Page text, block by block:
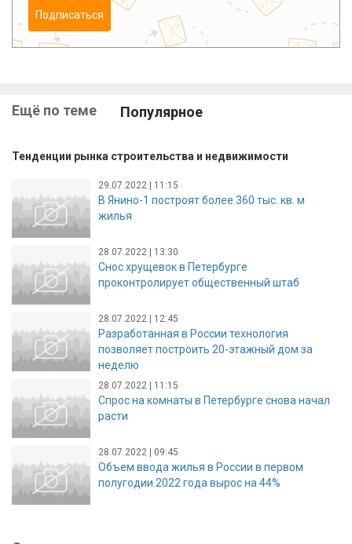
Подписаться
Ещё по теме Популярное
Тенденции рынка строительства и недвижимости
29.07.2022 | 11:15
В Янино-1 построят более 360 тыс. кв. м
жилья
28.07.2022 | 13:30
Снос хрущевок в Петербурге
проконтролирует общественный штаб
28.07.2022 | 12:45
Разработанная в России технология
позволяет построить 20-этажный дом за
неделю
28.07.2022 | 11:15
Спрос на комнаты в Петербурге снова начал
расти
28.07.2022 | 09:45
Объем ввода жилья в России в первом
полугодии 2022 года вырос на 44%